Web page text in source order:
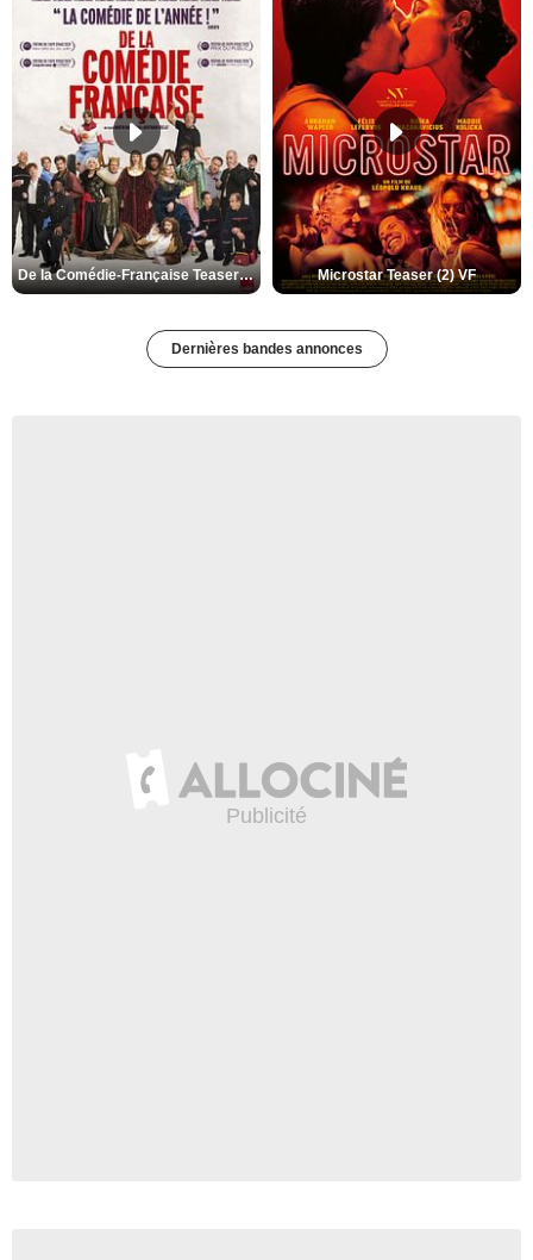
De la Comédie-Française Teaser (3) VF Microstar Teaser (2) VF
Dernières bandes annonces